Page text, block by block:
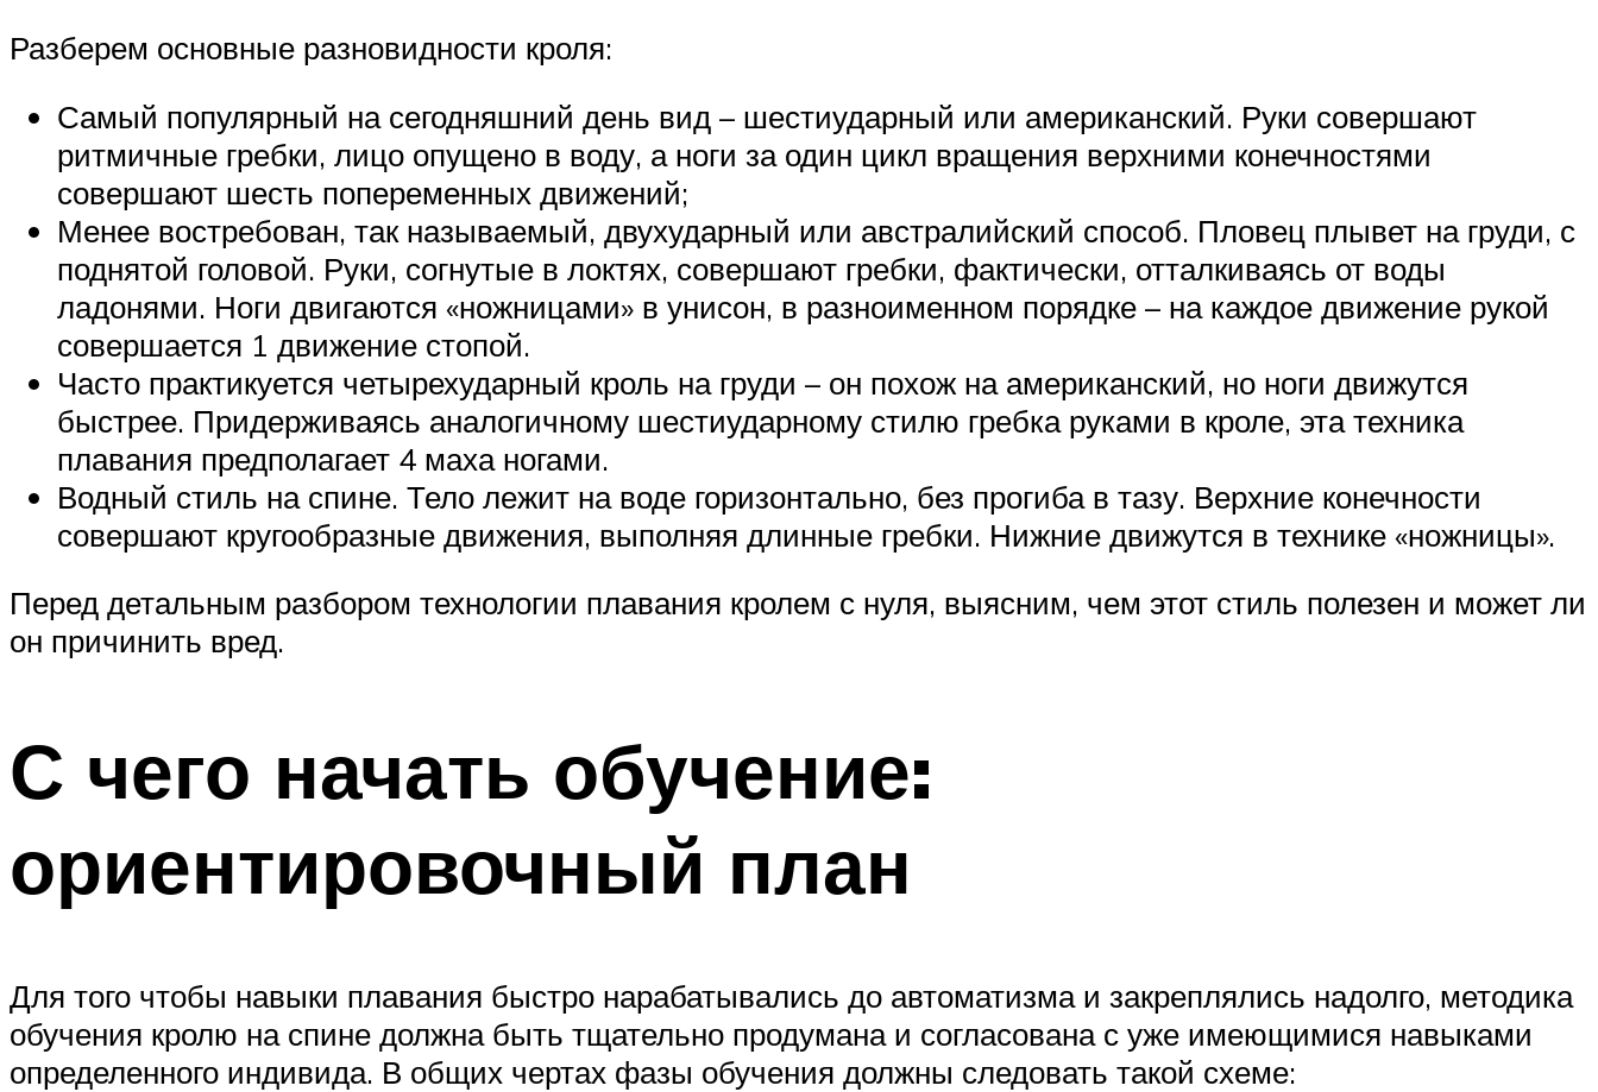
Разберем основные разновидности кроля:
Самый популярный на сегодняшний день вид – шестиударный или американский. Руки совершают
ритмичные гребки, лицо опущено в воду, а ноги за один цикл вращения верхними конечностями
совершают шесть попеременных движений;
Менее востребован, так называемый, двухударный или австралийский способ. Пловец плывет на груди, с
поднятой головой. Руки, согнутые в локтях, совершают гребки, фактически, отталкиваясь от воды
ладонями. Ноги двигаются «ножницами» в унисон, в разноименном порядке – на каждое движение рукой
совершается 1 движение стопой.
Часто практикуется четырехударный кроль на груди – он похож на американский, но ноги движутся
быстрее. Придерживаясь аналогичному шестиударному стилю гребка руками в кроле, эта техника
плавания предполагает 4 маха ногами.
Водный стиль на спине. Тело лежит на воде горизонтально, без прогиба в тазу. Верхние конечности
совершают кругообразные движения, выполняя длинные гребки. Нижние движутся в технике «ножницы».
Перед детальным разбором технологии плавания кролем с нуля, выясним, чем этот стиль полезен и может ли
он причинить вред.
С чего начать обучение:
ориентировочный план
Для того чтобы навыки плавания быстро нарабатывались до автоматизма и закреплялись надолго, методика
обучения кролю на спине должна быть тщательно продумана и согласована с уже имеющимися навыками
определенного индивида. В общих чертах фазы обучения должны следовать такой схеме: